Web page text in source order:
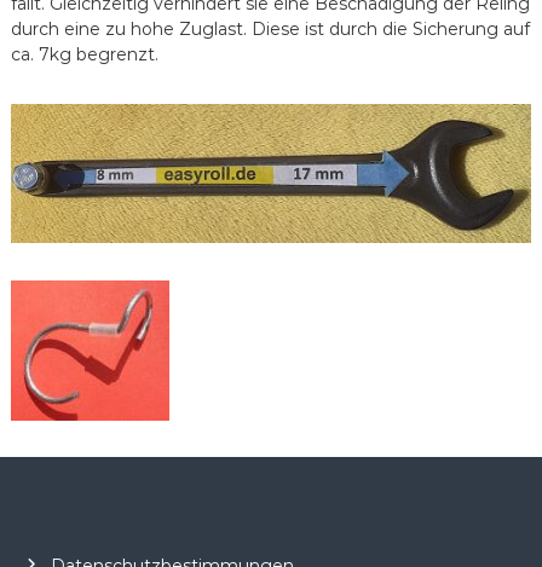
durch eine zu hohe Zuglast. Diese ist durch die Sicherung auf
ca. 7kg begrenzt.